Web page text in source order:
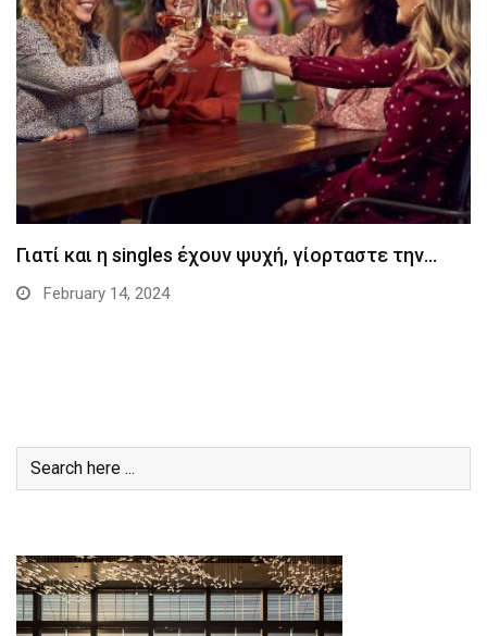
Γιατί και η singles έχουν ψυχή, γίορταστε την…
February 14, 2024